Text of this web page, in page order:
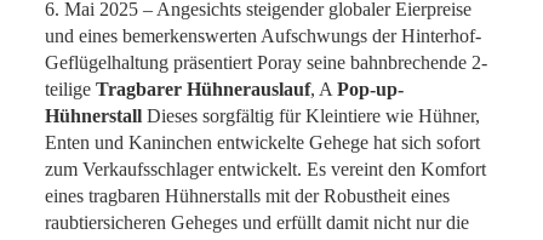
6. Mai 2025 – Angesichts steigender globaler Eierpreise
und eines bemerkenswerten Aufschwungs der Hinterhof-
Geflügelhaltung präsentiert Poray seine bahnbrechende 2-
teilige Tragbarer Hühnerauslauf, A Pop-up-
HühnerstallDieses sorgfältig für Kleintiere wie Hühner,
Enten und Kaninchen entwickelte Gehege hat sich sofort
zum Verkaufsschlager entwickelt. Es vereint den Komfort
eines tragbaren Hühnerstalls mit der Robustheit eines
raubtiersicheren Geheges und erfüllt damit nicht nur die